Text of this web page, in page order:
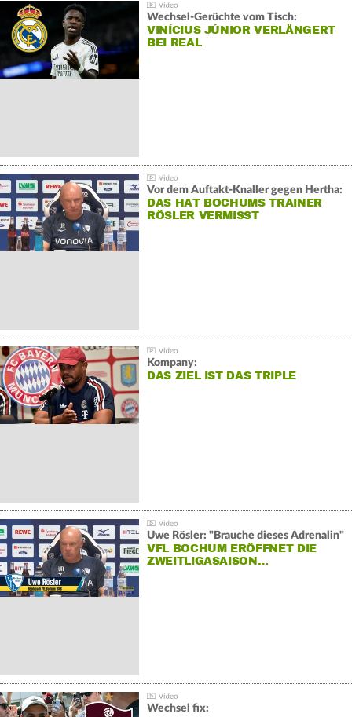
Wechsel-Gerüchte vom Tisch:
VINÍCIUS JÚNIOR VERLÄNGERT
BEI REAL
Vor dem Auftakt-Knaller gegen Hertha:
DAS HAT BOCHUMS TRAINER
RÖSLER VERMISST
Kompany:
DAS ZIEL IST DAS TRIPLE
Uwe Rösler: "Brauche dieses Adrenalin"
VFL BOCHUM ERÖFFNET DIE
ZWEITLIGASAISON…
Wechsel fix: